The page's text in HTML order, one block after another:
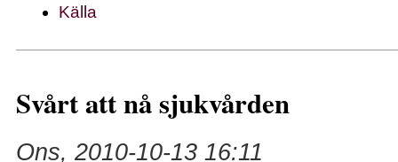
Källa
Svårt att nå sjukvården
Ons, 2010-10-13 16:11